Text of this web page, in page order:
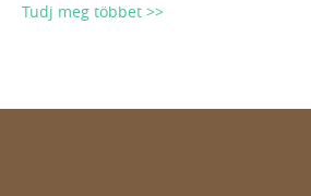
Tudj meg többet >>